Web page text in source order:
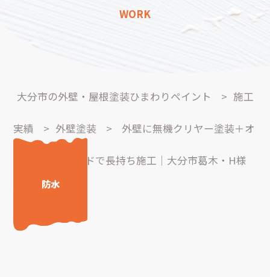
WORK
大分市の外壁・屋根塗装ひまわりペイント > 施工
実績 > 外壁塗装 > 外壁に無機クリヤー塗装＋オ
ートンイクシードで長持ち施工｜大分市葛木・H様
邸の事例
外壁塗装
防水